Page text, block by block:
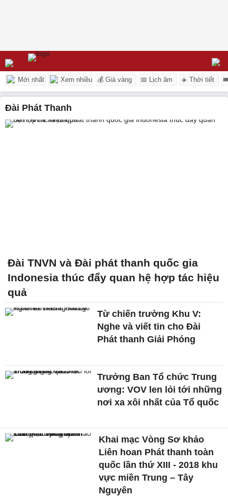
Mới nhất Xem nhiều 💰 Giá vàng 📅 Lịch âm ☀️ Thời tiết
Đài Phát Thanh
Đài TNVN và Đài phát thanh quốc gia
Indonesia thúc đẩy quan hệ hợp tác hiệu
quả
Từ chiến trường Khu V:
Nghe và viết tin cho Đài
Phát thanh Giải Phóng
Trưởng Ban Tổ chức Trung
ương: VOV len lỏi tới những
nơi xa xôi nhất của Tổ quốc
Khai mạc Vòng Sơ khảo
Liên hoan Phát thanh toàn
quốc lần thứ XIII - 2018 khu
vực miền Trung – Tây
Nguyên